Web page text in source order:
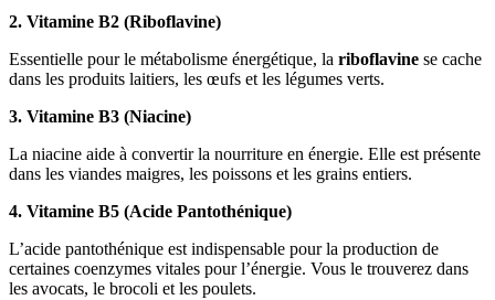
2. Vitamine B2 (Riboflavine)
Essentielle pour le métabolisme énergétique, la riboflavine se cache
dans les produits laitiers, les œufs et les légumes verts.
3. Vitamine B3 (Niacine)
La niacine aide à convertir la nourriture en énergie. Elle est présente
dans les viandes maigres, les poissons et les grains entiers.
4. Vitamine B5 (Acide Pantothénique)
L’acide pantothénique est indispensable pour la production de
certaines coenzymes vitales pour l’énergie. Vous le trouverez dans
les avocats, le brocoli et les poulets.